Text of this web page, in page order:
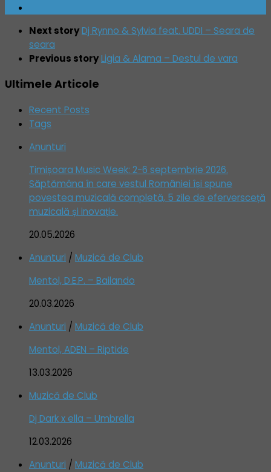
Next storyDj Rynno & Sylvia feat. UDDI – Seara de
seara
Previous storyLigia & Alama – Destul de vara
Ultimele Articole
Recent Posts
Tags
Anunturi
Timișoara Music Week: 2-6 septembrie 2026.
Săptămâna în care vestul României își spune
povestea muzicală completă, 5 zile de eferversceță
muzicală și inovație.
20.05.2026
Anunturi / Muzică de Club
Mentol, D.E.P. – Bailando
20.03.2026
Anunturi / Muzică de Club
Mentol, ADEN – Riptide
13.03.2026
Muzică de Club
Dj Dark x ella – Umbrella
12.03.2026
Anunturi / Muzică de Club